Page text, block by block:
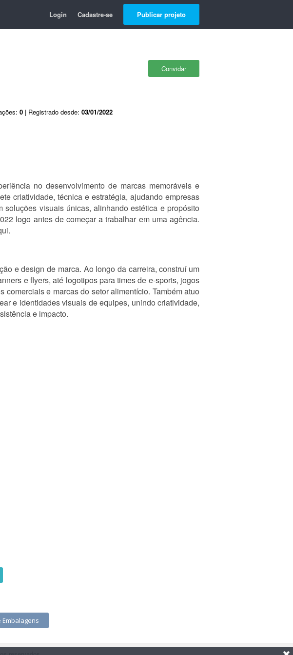
Login Cadastre-se Publicar projeto
Convidar
0 | Registrado desde: 03/01/2022
no desenvolvimento de marcas memoráveis e
criatividade, técnica e estratégia, ajudando empresas
visuais únicas, alinhando estética e propósito
logo antes de começar a trabalhar em uma agência.
e design de marca. Ao longo da carreira, construí um
e flyers, até logotipos para times de e-sports, jogos
e marcas do setor alimentício. Também atuo
e identidades visuais de equipes, unindo criatividade,
e impacto.
Embalagens